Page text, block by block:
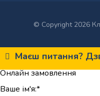
© Copyright 2026
Маєш питання?
Онлайн замовлення
Ваше ім'я:*